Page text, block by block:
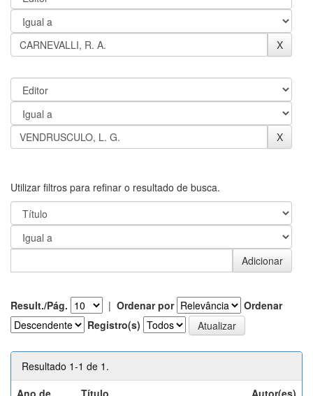
Utilizar filtros para refinar o resultado de busca.
Result./Pág. | Ordenar por
Ordenar
Registro(s)
Resultado 1-1 de 1.
Ano de
Título Autor(es)